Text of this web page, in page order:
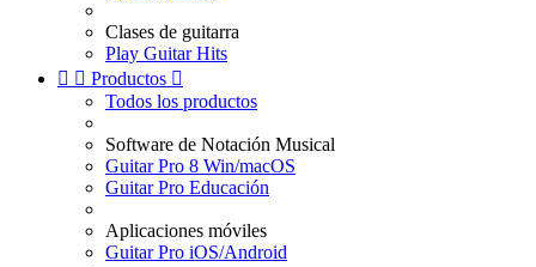
Clases de guitarra
Play Guitar Hits
  Productos 
Todos los productos
Software de Notación Musical
Guitar Pro 8 Win/macOS
Guitar Pro Educación
Aplicaciones móviles
Guitar Pro iOS/Android